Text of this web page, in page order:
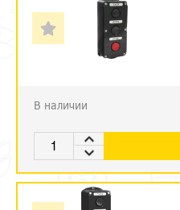
В наличии